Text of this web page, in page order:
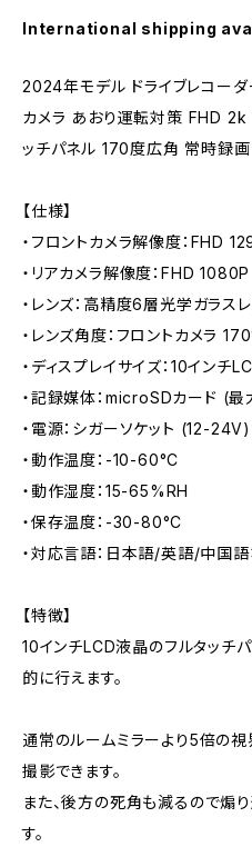
International shipping
2024年モデル ドライブレコー
カメラ あおり運転対策 FHD
ッチパネル 170度広角 常時録
【仕様】
・フロントカメラ解像度：FHD
・リアカメラ解像度：FHD 1080P
・レンズ：高精度6層光学ガラス
・レンズ角度：フロントカメラ
・ディスプレイサイズ：10インチ
・記録媒体：microSDカード (
・電源：シガーソケット (12-
・動作温度：-10-60°C
・動作湿度：15-65%RH
・保存温度：-30-80°C
・対応言語：日本語/英語/中国
【特徴】
10インチLCD液晶のフルタッチ
的に行えます。
通常のルームミラーより5倍の
撮影できます。
また、後方の死角も減るので煽
す。